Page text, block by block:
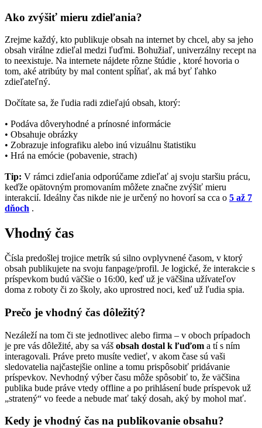
Ako zvýšiť mieru zdieľania?
Zrejme každý, kto publikuje obsah na internet by chcel, aby sa jeho
obsah virálne zdieľal medzi ľuďmi. Bohužiaľ, univerzálny recept na
to neexistuje. Na internete nájdete rôzne štúdie , ktoré hovoria o
tom, aké atribúty by mal content spĺňať, ak má byť ľahko
zdieľateľný.
Dočítate sa, že ľudia radi zdieľajú obsah, ktorý:
• Podáva dôveryhodné a prínosné informácie
• Obsahuje obrázky
• Zobrazuje infografiku alebo inú vizuálnu štatistiku
• Hrá na emócie (pobavenie, strach)
Tip: V rámci zdieľania odporúčame zdieľať aj svoju staršiu prácu,
keďže opätovným promovaním môžete značne zvýšiť mieru
interakcií. Ideálny čas nikde nie je určený no hovorí sa cca o 5 až 7
dňoch .
Vhodný čas
Čísla predošlej trojice metrík sú silno ovplyvnené časom, v ktorý
obsah publikujete na svoju fanpage/profil. Je logické, že interakcie s
príspevkom budú väčšie o 16:00, keď už je väčšina užívateľov
doma z roboty či zo školy, ako uprostred noci, keď už ľudia spia.
Prečo je vhodný čas dôležitý?
Nezáleží na tom či ste jednotlivec alebo firma – v oboch prípadoch
je pre vás dôležité, aby sa váš obsah dostal k ľuďom a tí s ním
interagovali. Práve preto musíte vedieť, v akom čase sú vaši
sledovatelia najčastejšie online a tomu prispôsobiť pridávanie
príspevkov. Nevhodný výber času môže spôsobiť to, že väčšina
publika bude práve vtedy offline a po prihlásení bude príspevok už
„stratený“ vo feede a nebude mať taký dosah, aký by mohol mať.
Kedy je vhodný čas na publikovanie obsahu?